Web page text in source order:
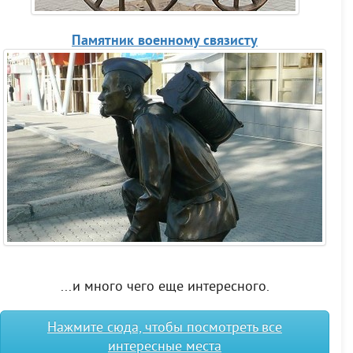
Памятник военному связисту
...и много чего еще интересного.
Нажмите сюда, чтобы посмотреть все
интересные места